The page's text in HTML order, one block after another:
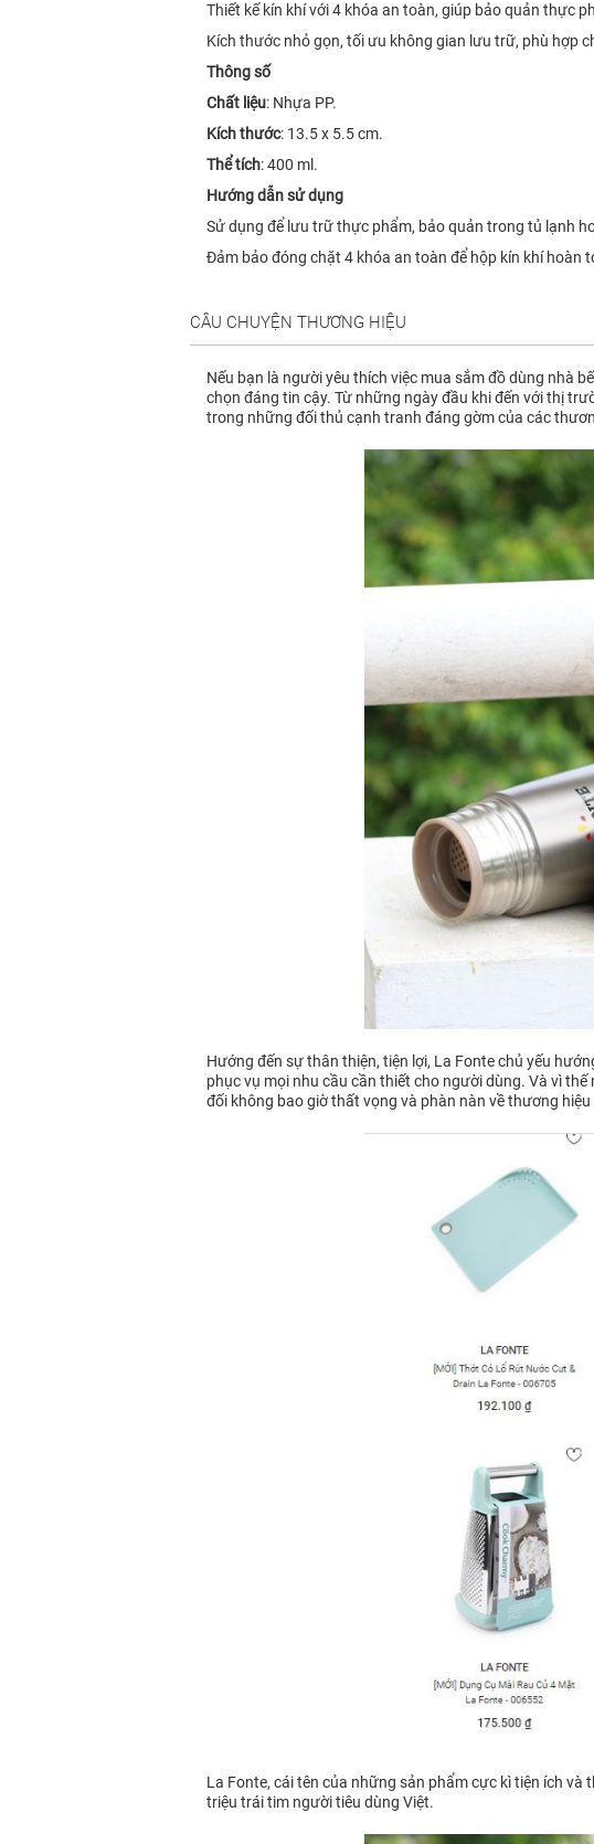
Thiết kế kín khí với 4 khóa an toàn, giúp bảo quản thực
Kích thước nhỏ gọn, tối ưu không gian lưu trữ, phù hợp
Thông số
Chất liệu: Nhựa PP.
Kích thước: 13.5 x 5.5 cm.
Thể tích: 400 ml.
Hướng dẫn sử dụng
Sử dụng để lưu trữ thực phẩm, bảo quản trong tủ lạnh
Đảm bảo đóng chặt 4 khóa an toàn để hộp kín khí hoàn
CÂU CHUYỆN THƯƠNG HIỆU
Nếu bạn là người yêu thích việc mua sắm đồ dùng nhà
chọn đáng tin cậy. Từ những ngày đầu khi đến với thị
trong những đối thủ cạnh tranh đáng gờm của các
Hướng đến sự thân thiện, tiện lợi, La Fonte chủ yếu
phục vụ mọi nhu cầu cần thiết cho người dùng. Và vì
đối không bao giờ thất vọng và phàn nàn về thương hiệu
La Fonte, cái tên của những sản phẩm cực kì tiện ích
triệu trái tim người tiêu dùng Việt.